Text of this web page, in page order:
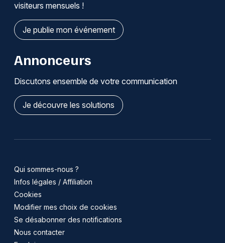
visiteurs mensuels !
Je publie mon événement
Annonceurs
Discutons ensemble de votre communication
Je découvre les solutions
Qui sommes-nous ?
Infos légales / Affiliation
Cookies
Modifier mes choix de cookies
Se désabonner des notifications
Nous contacter